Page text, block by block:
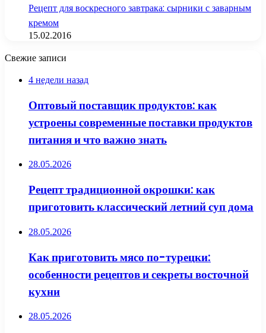
Рецепт для воскресного завтрака: сырники с заварным
кремом
15.02.2016
Свежие записи
4 недели назад
Оптовый поставщик продуктов: как
устроены современные поставки продуктов
питания и что важно знать
28.05.2026
Рецепт традиционной окрошки: как
приготовить классический летний суп дома
28.05.2026
Как приготовить мясо по-турецки:
особенности рецептов и секреты восточной
кухни
28.05.2026